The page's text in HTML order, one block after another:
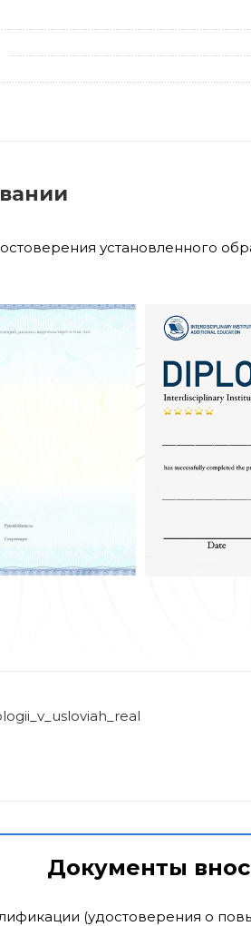
установленного
Документы
(удостоверения о